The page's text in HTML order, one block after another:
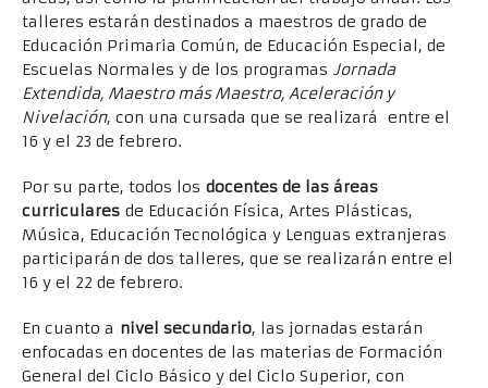
talleres estarán destinados a maestros de grado de
Educación Primaria Común, de Educación Especial, de
Escuelas Normales y de los programas Jornada
Extendida, Maestro más Maestro, Aceleración y
Nivelación, con una cursada que se realizará entre el
16 y el 23 de febrero.
Por su parte, todos los docentes de las áreas
curriculares de Educación Física, Artes Plásticas,
Música, Educación Tecnológica y Lenguas extranjeras
participarán de dos talleres, que se realizarán entre el
16 y el 22 de febrero.
En cuanto a nivel secundario, las jornadas estarán
enfocadas en docentes de las materias de Formación
General del Ciclo Básico y del Ciclo Superior, con